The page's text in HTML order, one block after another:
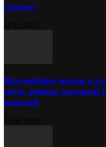
гитаре?
Вкуснейшие мидии в
соусе: рецепт, который
каждый